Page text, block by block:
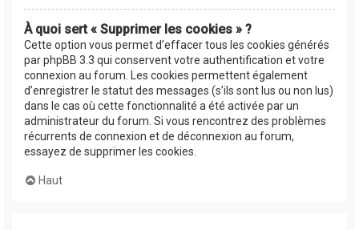
À quoi sert « Supprimer les cookies » ?
Cette option vous permet d’effacer tous les cookies générés
par phpBB 3.3 qui conservent votre authentification et votre
connexion au forum. Les cookies permettent également
d’enregistrer le statut des messages (s’ils sont lus ou non lus)
dans le cas où cette fonctionnalité a été activée par un
administrateur du forum. Si vous rencontrez des problèmes
récurrents de connexion et de déconnexion au forum,
essayez de supprimer les cookies.
Haut